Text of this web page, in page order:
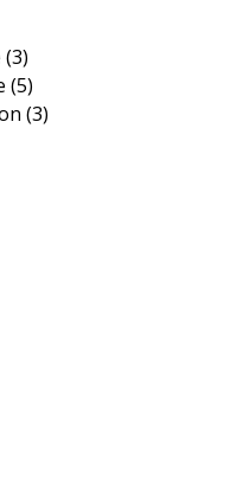
(3)
(5)
(3)